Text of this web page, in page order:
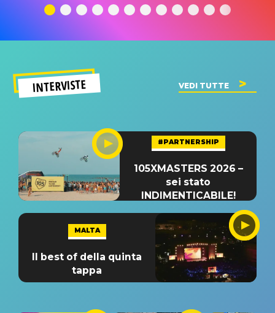
significato
del singolo
INTERVISTE VEDI TUTTE
#PARTNERSHIP
105XMASTERS 2026 –
sei stato
INDIMENTICABILE!
MALTA
Il best of della quinta
tappa